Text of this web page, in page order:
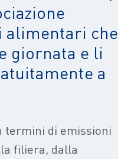
alimentari che
giornata e li
a
termini di emissioni
filiera, dalla